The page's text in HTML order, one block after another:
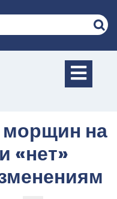
на
«нет»